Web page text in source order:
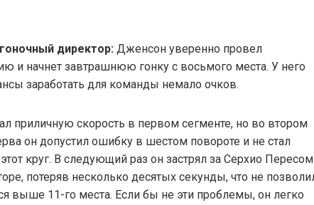
директор:Дженсон уверенно провел
и начнет завтрашнюю гонку с восьмого места. У него
заработать для команды немало очков.
приличную скорость в первом сегменте, но во втором
он допустил ошибку в шестом повороте и не стал
круг. В следующий раз он застрял за Серхио
потеряв несколько десятых секунды, что не
выше 11-го места. Если бы не эти проблемы, он легко